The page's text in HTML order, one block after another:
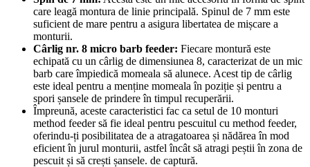
care leagă montura de linie principală. Spinul de 7 mm este
suficient de mare pentru a asigura libertatea de mișcare a
monturii.
Cârlig nr. 8 micro barb feeder: Fiecare montură este
echipată cu un cârlig de dimensiunea 8, caracterizat de un mic
barb care împiedică momeala să alunece. Acest tip de cârlig
este ideal pentru a menține momeala în poziție și pentru a
spori șansele de prindere în timpul recuperării.
Împreună, aceste caracteristici fac ca setul de 10 monturi
method feeder să fie ideal pentru pescuitul cu method feeder,
oferindu-ți posibilitatea de a atragatoarea și nădărea în mod
eficient în jurul monturii, astfel încât să atragi peștii în zona de
pescuit și să crești șansele. de captură.